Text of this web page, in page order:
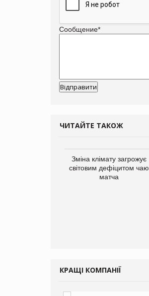
Сообщение*
ЧИТАЙТЕ ТАКОЖ
Зміна клімату загрожує
світовим дефіцитом чаю
матча
КРАЩІ КОМПАНІЇ